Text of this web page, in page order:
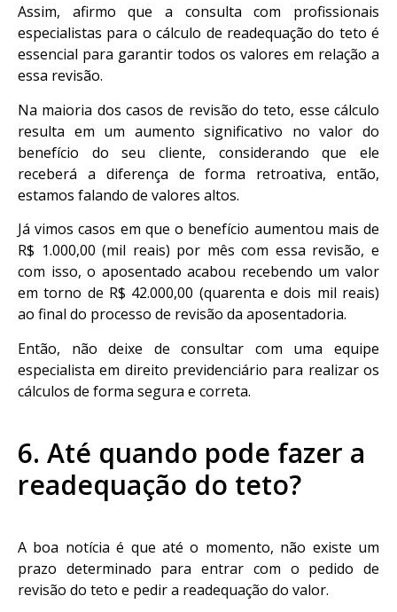
Assim, afirmo que a consulta com profissionais
especialistas para o cálculo de readequação do teto é
essencial para garantir todos os valores em relação a
essa revisão.
Na maioria dos casos de revisão do teto, esse cálculo
resulta em um aumento significativo no valor do
benefício do seu cliente, considerando que ele
receberá a diferença de forma retroativa, então,
estamos falando de valores altos.
Já vimos casos em que o benefício aumentou mais de
R$ 1.000,00 (mil reais) por mês com essa revisão, e
com isso, o aposentado acabou recebendo um valor
em torno de R$ 42.000,00 (quarenta e dois mil reais)
ao final do processo de revisão da aposentadoria.
Então, não deixe de consultar com uma equipe
especialista em direito previdenciário para realizar os
cálculos de forma segura e correta.
6. Até quando pode fazer a
readequação do teto?
A boa notícia é que até o momento, não existe um
prazo determinado para entrar com o pedido de
revisão do teto e pedir a readequação do valor.